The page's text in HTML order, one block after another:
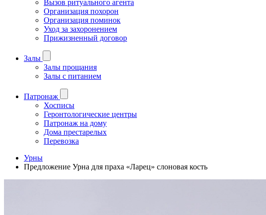
Вызов ритуального агента
Организация похорон
Организация поминок
Уход за захоронением
Прижизненный договор
Залы
Залы прощания
Залы с питанием
Патронаж
Хосписы
Геронтологические центры
Патронаж на дому
Дома престарелых
Перевозка
Урны
Предложение Урна для праха «Ларец» слоновая кость